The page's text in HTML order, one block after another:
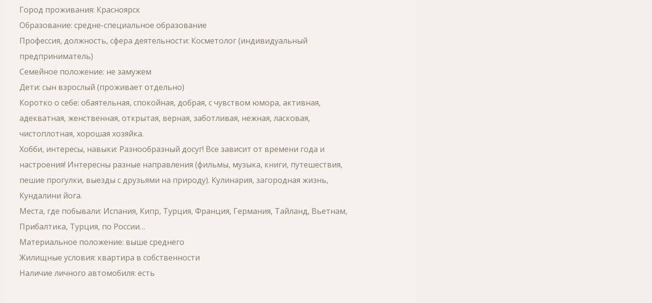
Город проживания: Красноярск
Образование: средне-специальное образование
Профессия, должность, сфера деятельности: Косметолог (индивидуальный
предприниматель)
Семейное положение: не замужем
Дети: сын взрослый (проживает отдельно)
Коротко о себе: обаятельная, спокойная, добрая, с чувством юмора, активная,
адекватная, женственная, открытая, верная, заботливая, нежная, ласковая,
чистоплотная, хорошая хозяйка.
Хобби, интересы, навыки: Разнообразный досуг! Все зависит от времени года и
настроения! Интересны разные направления (фильмы, музыка, книги, путешествия,
пешие прогулки, выезды с друзьями на природу). Кулинария, загородная жизнь,
Кундалини йога.
Места, где побывали: Испания, Кипр, Турция, Франция, Германия, Тайланд, Вьетнам,
Прибалтика, Турция, по России…
Материальное положение: выше среднего
Жилищные условия: квартира в собственности
Наличие личного автомобиля: есть